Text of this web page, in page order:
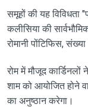
समूहों की यह विविधता
कलीसिया की
रोमानी पोंटिफिस,
रोम में मौजूद कार्डिनलों
शाम को आयोजित होने
का अनुष्ठान करेगा।